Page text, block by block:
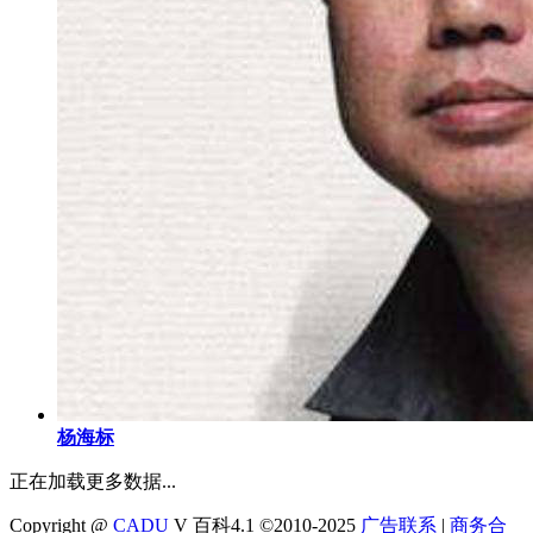
杨海标
正在加载更多数据...
Copyright @ CADU V 百科4.1 ©2010-2025 广告联系 | 商务合